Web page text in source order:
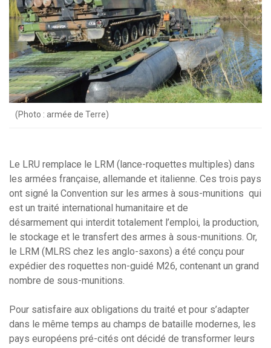
(Photo : armée de Terre)
Le LRU remplace le LRM (lance-roquettes multiples) dans
les armées française, allemande et italienne. Ces trois pays
ont signé la Convention sur les armes à sous-munitions qui
est un traité international humanitaire et de
désarmement qui interdit totalement l’emploi, la production,
le stockage et le transfert des armes à sous-munitions. Or,
le LRM (MLRS chez les anglo-saxons) a été conçu pour
expédier des roquettes non-guidé M26, contenant un grand
nombre de sous-munitions.
Pour satisfaire aux obligations du traité et pour s’adapter
dans le même temps au champs de bataille modernes, les
pays européens pré-cités ont décidé de transformer leurs